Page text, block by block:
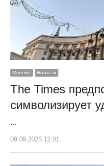
Мнение Новости
The Times
символизирует
09.09.2025 12:01